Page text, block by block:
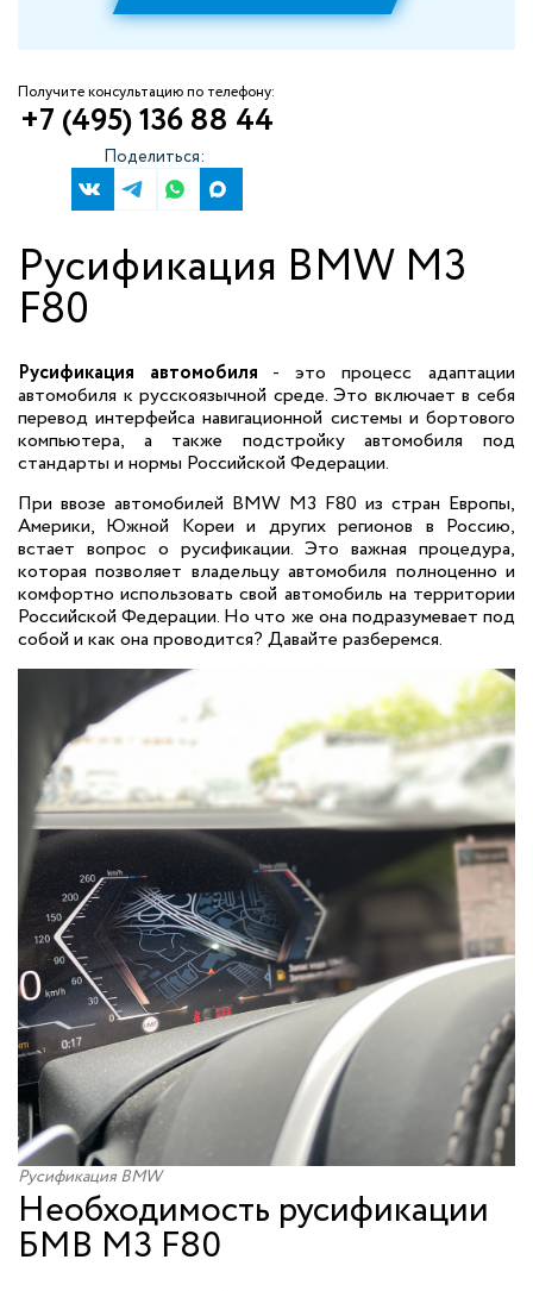
Получите консультацию по телефону:
+7 (495) 136 88 44
Поделиться:
Русификация BMW M3
F80
Русификация автомобиля - это процесс адаптации
автомобиля к русскоязычной среде. Это включает в себя
перевод интерфейса навигационной системы и бортового
компьютера, а также подстройку автомобиля под
стандарты и нормы Российской Федерации.
При ввозе автомобилей BMW M3 F80 из стран Европы,
Америки, Южной Кореи и других регионов в Россию,
встает вопрос о русификации. Это важная процедура,
которая позволяет владельцу автомобиля полноценно и
комфортно использовать свой автомобиль на территории
Российской Федерации. Но что же она подразумевает под
собой и как она проводится? Давайте разберемся.
Русификация BMW
Необходимость русификации
БМВ M3 F80